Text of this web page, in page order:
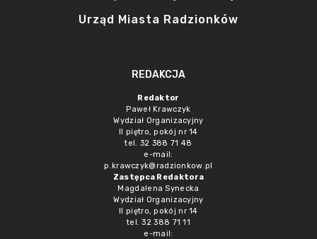
Urząd Miasta Radzionków
REDAKCJA
Redaktor
Paweł Krawczyk
Wydział Organizacyjny
II piętro, pokój nr 14
tel. 32 388 71 48
e-mail:
p.krawczyk@radzionkow.pl
Zastępca Redaktora
Magdalena Synecka
Wydział Organizacyjny
II piętro, pokój nr 14
tel. 32 388 71 11
e-mail: